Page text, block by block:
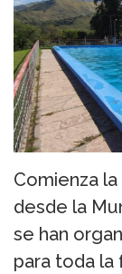
Comienza
desde la
se han
para toda la